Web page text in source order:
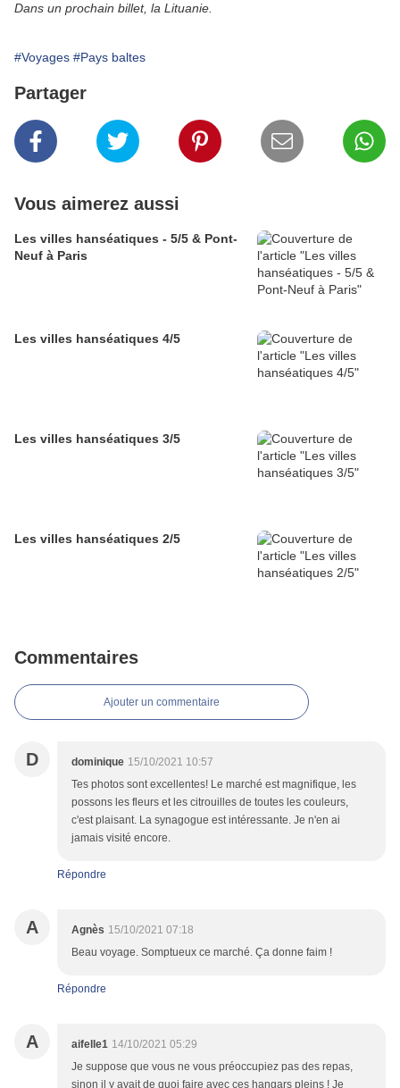
Dans un prochain billet, la Lituanie.
#Voyages #Pays baltes
Partager
Vous aimerez aussi
Les villes hanséatiques - 5/5 & Pont-
Neuf à Paris
Les villes hanséatiques 4/5
Les villes hanséatiques 3/5
Les villes hanséatiques 2/5
Commentaires
Ajouter un commentaire
D dominique 15/10/2021 10:57
Tes photos sont excellentes! Le marché est magnifique, les
possons les fleurs et les citrouilles de toutes les couleurs,
c'est plaisant. La synagogue est intéressante. Je n'en ai
jamais visité encore.
Répondre
A Agnès 15/10/2021 07:18
Beau voyage. Somptueux ce marché. Ça donne faim !
Répondre
A aifelle1 14/10/2021 05:29
Je suppose que vous ne vous préoccupiez pas des repas,
sinon il y avait de quoi faire avec ces hangars pleins ! Je